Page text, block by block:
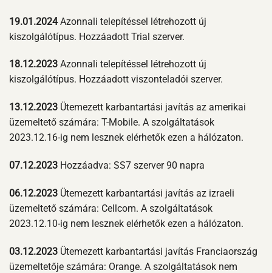
19.01.2024Azonnali telepítéssel létrehozott új
kiszolgálótípus. Hozzáadott Trial szerver.
18.12.2023 Azonnali telepítéssel létrehozott új
kiszolgálótípus. Hozzáadott viszonteladói szerver.
13.12.2023 Ütemezett karbantartási javítás az amerikai
üzemeltető számára: T-Mobile. A szolgáltatások
2023.12.16-ig nem lesznek elérhetők ezen a hálózaton.
07.12.2023 Hozzáadva: SS7 szerver 90 napra
06.12.2023 Ütemezett karbantartási javítás az izraeli
üzemeltető számára: Cellcom. A szolgáltatások
2023.12.10-ig nem lesznek elérhetők ezen a hálózaton.
03.12.2023 Ütemezett karbantartási javítás Franciaország
üzemeltetője számára: Orange. A szolgáltatások nem